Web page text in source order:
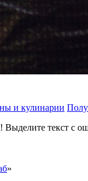
и кулинарии
текст с
»